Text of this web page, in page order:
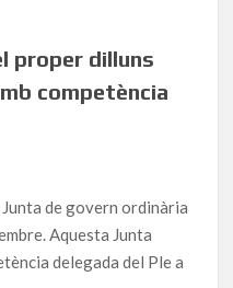
proper dilluns
competència
de govern ordinària
Aquesta Junta
delegada del Ple a